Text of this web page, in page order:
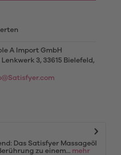
A Import GmbH
Lenkwerk 3, 33615 Bielefeld,
Das Satisfyer Massageöl
zu einem... mehr